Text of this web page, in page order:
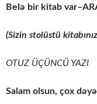
Belə bir kitab
(Sizin stolüstü
OTUZ ÜÇÜNCÜ YAZI
Salam olsun, çox